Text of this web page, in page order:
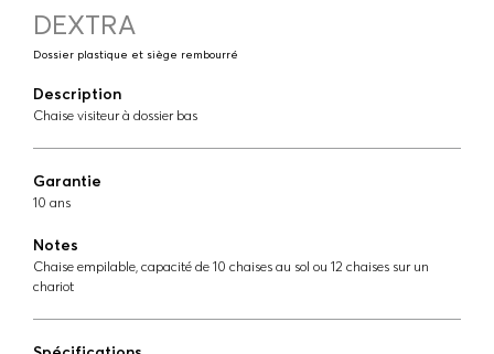
DEXTRA
Dossier plastique et siège rembourré
Description
Chaise visiteur à dossier bas
Garantie
10 ans
Notes
Chaise empilable, capacité de 10 chaises au sol ou 12 chaises sur un
chariot